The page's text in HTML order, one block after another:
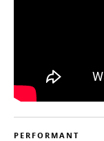
PERFORMANT